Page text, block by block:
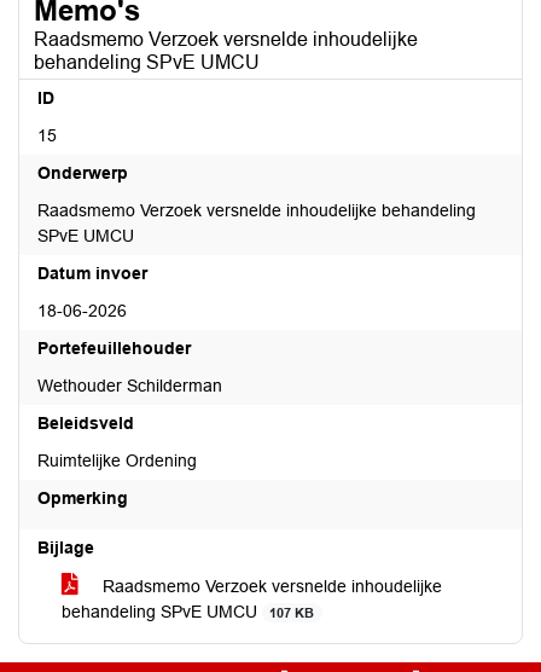
Memo's
Raadsmemo Verzoek versnelde inhoudelijke
behandeling SPvE UMCU
ID
15
Onderwerp
Raadsmemo Verzoek versnelde inhoudelijke behandeling
SPvE UMCU
Datum invoer
18-06-2026
Portefeuillehouder
Wethouder Schilderman
Beleidsveld
Ruimtelijke Ordening
Opmerking
Bijlage
Raadsmemo Verzoek versnelde inhoudelijke
behandeling SPvE UMCU
107 KB